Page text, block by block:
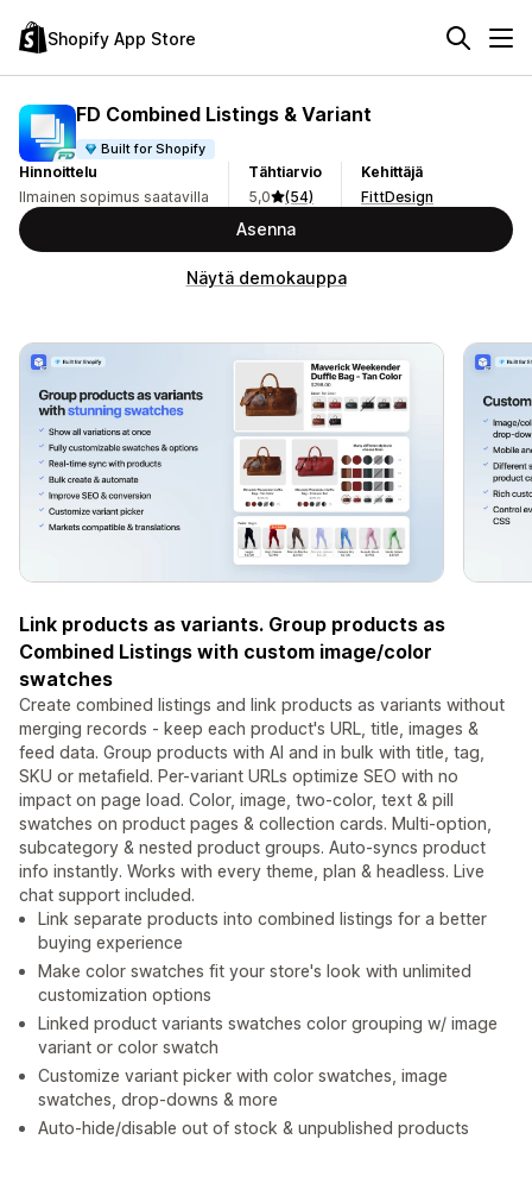
Shopify App Store
FD Combined Listings & Variant
Built for Shopify
Hinnoittelu
Ilmainen sopimus saatavilla
Tähtiarvio
5,0
(54)
Kehittäjä
FittDesign
Asenna
Näytä demokauppa
Link products as variants. Group products as
Combined Listings with custom image/color
swatches
Create combined listings and link products as variants without
merging records - keep each product's URL, title, images &
feed data. Group products with AI and in bulk with title, tag,
SKU or metafield. Per-variant URLs optimize SEO with no
impact on page load. Color, image, two-color, text & pill
swatches on product pages & collection cards. Multi-option,
subcategory & nested product groups. Auto-syncs product
info instantly. Works with every theme, plan & headless. Live
chat support included.
Link separate products into combined listings for a better
buying experience
Make color swatches fit your store's look with unlimited
customization options
Linked product variants swatches color grouping w/ image
variant or color swatch
Customize variant picker with color swatches, image
swatches, drop-downs & more
Auto-hide/disable out of stock & unpublished products